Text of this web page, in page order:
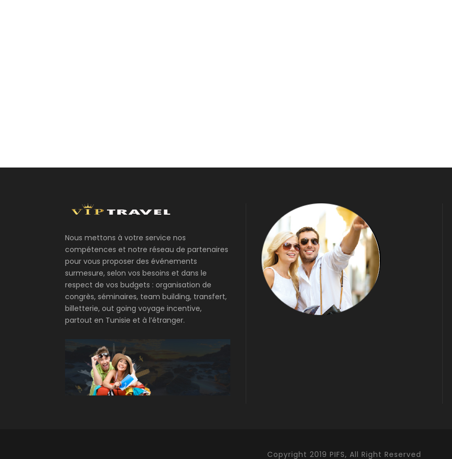
Nous mettons à votre service nos
compétences et notre réseau de partenaires
pour vous proposer des événements
surmesure, selon vos besoins et dans le
respect de vos budgets : organisation de
congrès, séminaires, team building, transfert,
billetterie, out going voyage incentive,
partout en Tunisie et à l’étranger.
Copyright 2019 PIFS, All Right Reserved